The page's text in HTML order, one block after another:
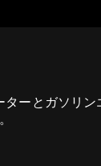
ターとガソリ